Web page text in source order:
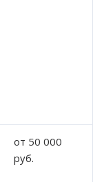
от 50 000
руб.